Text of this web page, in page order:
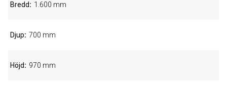
Bredd 1.600 mm
Djup 700 mm
Höjd 970 mm